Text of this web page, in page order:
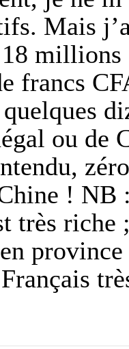
Mais
francs
quelques
ou de
! NB
très riche